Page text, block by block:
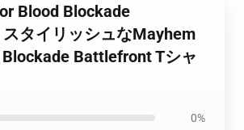
Blood Blockade
タイリッシュなMayhem
Battlefront Tシャ
0%